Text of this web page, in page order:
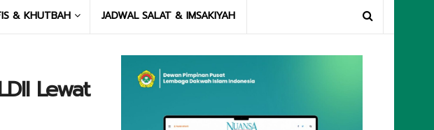
& KHUTBAH JADWAL SALAT & IMSAKIYAH
Lewat